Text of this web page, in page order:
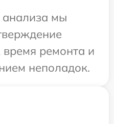
анализа мы
время ремонта и
неполадок.